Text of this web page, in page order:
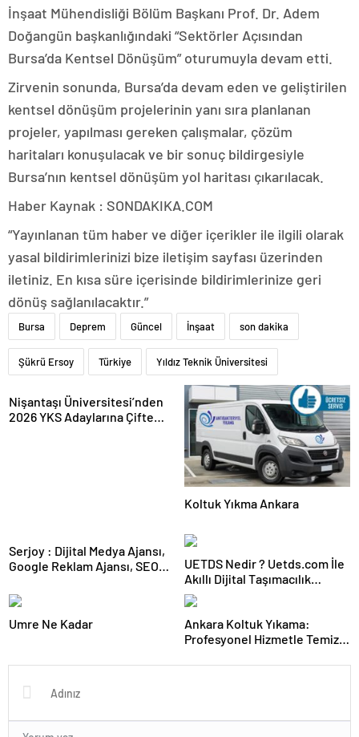
İnşaat Mühendisliği Bölüm Başkanı Prof. Dr. Adem
Doğangün başkanlığındaki “Sektörler Açısından
Bursa’da Kentsel Dönüşüm” oturumuyla devam etti.
Zirvenin sonunda, Bursa’da devam eden ve geliştirilen
kentsel dönüşüm projelerinin yanı sıra planlanan
projeler, yapılması gereken çalışmalar, çözüm
haritaları konuşulacak ve bir sonuç bildirgesiyle
Bursa’nın kentsel dönüşüm yol haritası çıkarılacak.
Haber Kaynak : SONDAKIKA.COM
“Yayınlanan tüm haber ve diğer içerikler ile ilgili olarak
yasal bildirimlerinizi bize iletişim sayfası üzerinden
iletiniz. En kısa süre içerisinde bildirimlerinize geri
dönüş sağlanılacaktır.”
Bursa Deprem Güncel İnşaat son dakika
Şükrü Ersoy Türkiye Yıldız Teknik Üniversitesi
Nişantaşı Üniversitesi’nden
2026 YKS Adaylarına Çifte
Koltuk Yıkma Ankara
Serjoy : Dijital Medya Ajansı,
Google Reklam Ajansı, SEO
UETDS Nedir ? Uetds.com İle
Akıllı Dijital Taşımacılık
Yazılımı
Umre Ne Kadar
Ankara Koltuk Yıkama:
Profesyonel Hizmetle Temiz